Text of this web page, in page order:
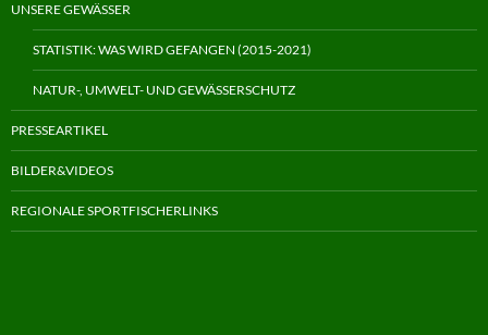
UNSERE GEWÄSSER
STATISTIK: WAS WIRD GEFANGEN (2015-2021)
NATUR-, UMWELT- UND GEWÄSSERSCHUTZ
PRESSEARTIKEL
BILDER&VIDEOS
REGIONALE SPORTFISCHERLINKS